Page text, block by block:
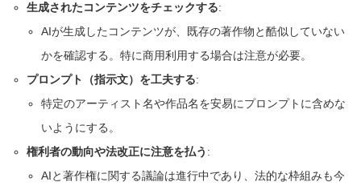
生成されたコンテンツをチェックする:
AIが生成したコンテンツが、既存の著作物と酷似していない
かを確認する。特に商用利用する場合は注意が必要。
プロンプト（指示文）を工夫する:
特定のアーティスト名や作品名を安易にプロンプトに含めな
いようにする。
権利者の動向や法改正に注意を払う :
AIと著作権に関する議論は進行中であり、法的な枠組みも今